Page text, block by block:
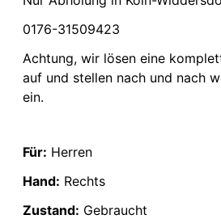
0176-31509423
Achtung, wir lösen eine
auf und stellen nach und nach
ein.
Für: Herren
Hand: Rechts
Zustand: Gebraucht